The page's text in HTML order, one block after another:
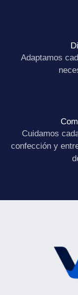
Adaptamos
Cuidamos
confección y